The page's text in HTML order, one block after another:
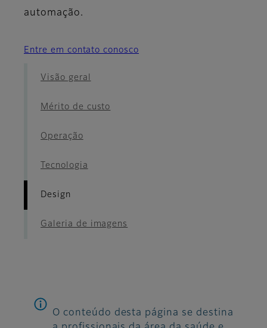
automação.
Entre em contato conosco
Visão geral
Mérito de custo
Operação
Tecnologia
Design
Galeria de imagens
O conteúdo desta página se destina